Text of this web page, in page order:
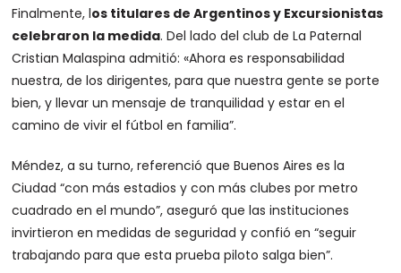
Finalmente, los titulares de Argentinos y Excursionistas
celebraron la medida. Del lado del club de La Paternal
Cristian Malaspina admitió: «Ahora es responsabilidad
nuestra, de los dirigentes, para que nuestra gente se porte
bien, y llevar un mensaje de tranquilidad y estar en el
camino de vivir el fútbol en familia”.
Méndez, a su turno, referenció que Buenos Aires es la
Ciudad “con más estadios y con más clubes por metro
cuadrado en el mundo”, aseguró que las instituciones
invirtieron en medidas de seguridad y confió en “seguir
trabajando para que esta prueba piloto salga bien”.